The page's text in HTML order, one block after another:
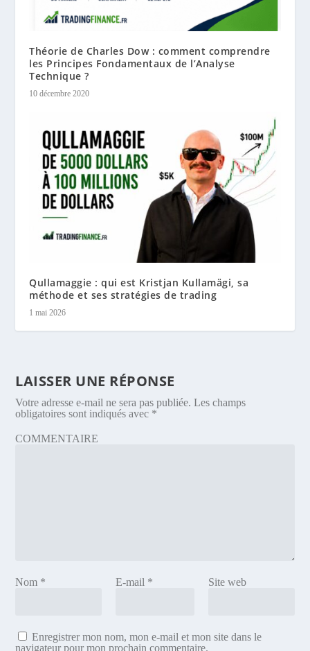
Théorie de Charles Dow : comment comprendre
les Principes Fondamentaux de l’Analyse
Technique ?
10 décembre 2020
Qullamaggie : qui est Kristjan Kullamägi, sa
méthode et ses stratégies de trading
1 mai 2026
LAISSER UNE RÉPONSE
Votre adresse e-mail ne sera pas publiée. Les champs
obligatoires sont indiqués avec *
COMMENTAIRE
Nom * E-mail * Site web
Enregistrer mon nom, mon e-mail et mon site dans le
navigateur pour mon prochain commentaire.